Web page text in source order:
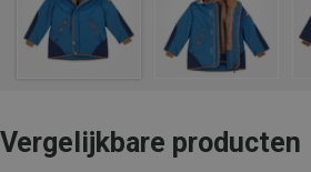
Vergelijkbare producten